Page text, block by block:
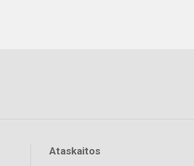
Ataskaitos